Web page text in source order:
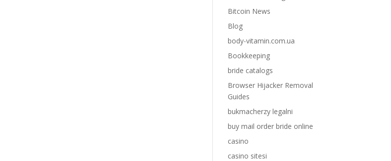
Bitcoin News
Blog
body-vitamin.com.ua
Bookkeeping
bride catalogs
Browser Hijacker Removal
Guides
bukmacherzy legalni
buy mail order bride online
casino
casino sitesi